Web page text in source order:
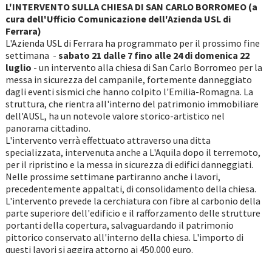
L'INTERVENTO SULLA CHIESA DI SAN CARLO BORROMEO (a
cura dell'Ufficio Comunicazione dell'Azienda USL di
Ferrara)
L'Azienda USL di Ferrara ha programmato per il prossimo fine
settimana - sabato 21 dalle 7 fino alle 24 di domenica 22
luglio - un intervento alla chiesa di San Carlo Borromeo per la
messa in sicurezza del campanile, fortemente danneggiato
dagli eventi sismici che hanno colpito l'Emilia-Romagna. La
struttura, che rientra all'interno del patrimonio immobiliare
dell'AUSL, ha un notevole valore storico-artistico nel
panorama cittadino.
L'intervento verrà effettuato attraverso una ditta
specializzata, intervenuta anche a L'Aquila dopo il terremoto,
per il ripristino e la messa in sicurezza di edifici danneggiati.
Nelle prossime settimane partiranno anche i lavori,
precedentemente appaltati, di consolidamento della chiesa.
L'intervento prevede la cerchiatura con fibre al carbonio della
parte superiore dell'edificio e il rafforzamento delle strutture
portanti della copertura, salvaguardando il patrimonio
pittorico conservato all'interno della chiesa. L'importo di
questi lavori si aggira attorno ai 450.000 euro.